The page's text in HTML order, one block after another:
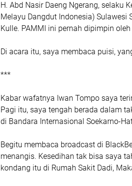
H. Abd Nasir Daeng Ngerang, selaku
Melayu Dangdut Indonesia) Sulawesi
Kulle. PAMMI ini pernah dipimpin
Di acara itu, saya membaca puisi,
***
Kabar wafatnya Iwan Tompo saya
Pagi itu, saya tengah berada dalam
di Bandara Internasional Soekarno-
Begitu membaca broadcast di
menangis. Kesedihan tak bisa saya
kondang itu di Rumah Sakit Dadi,